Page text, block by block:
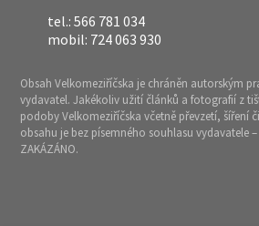
tel.: 566 781 034
mobil: 724 063 930
Obsah Velkomeziříčska je chráněn autorským
vydavatel. Jakékoliv užití článků a fotografií z
podoby Velkomeziříčska včetně převzetí, šíření
obsahu je bez písemného souhlasu vydavatele
ZAKÁZÁNO.